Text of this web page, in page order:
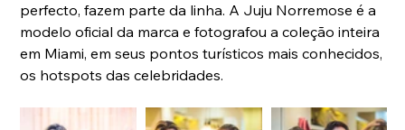
perfecto, fazem parte da linha. A Juju Norremose é a
modelo oficial da marca e fotografou a coleção inteira
em Miami, em seus pontos turísticos mais conhecidos,
os hotspots das celebridades.